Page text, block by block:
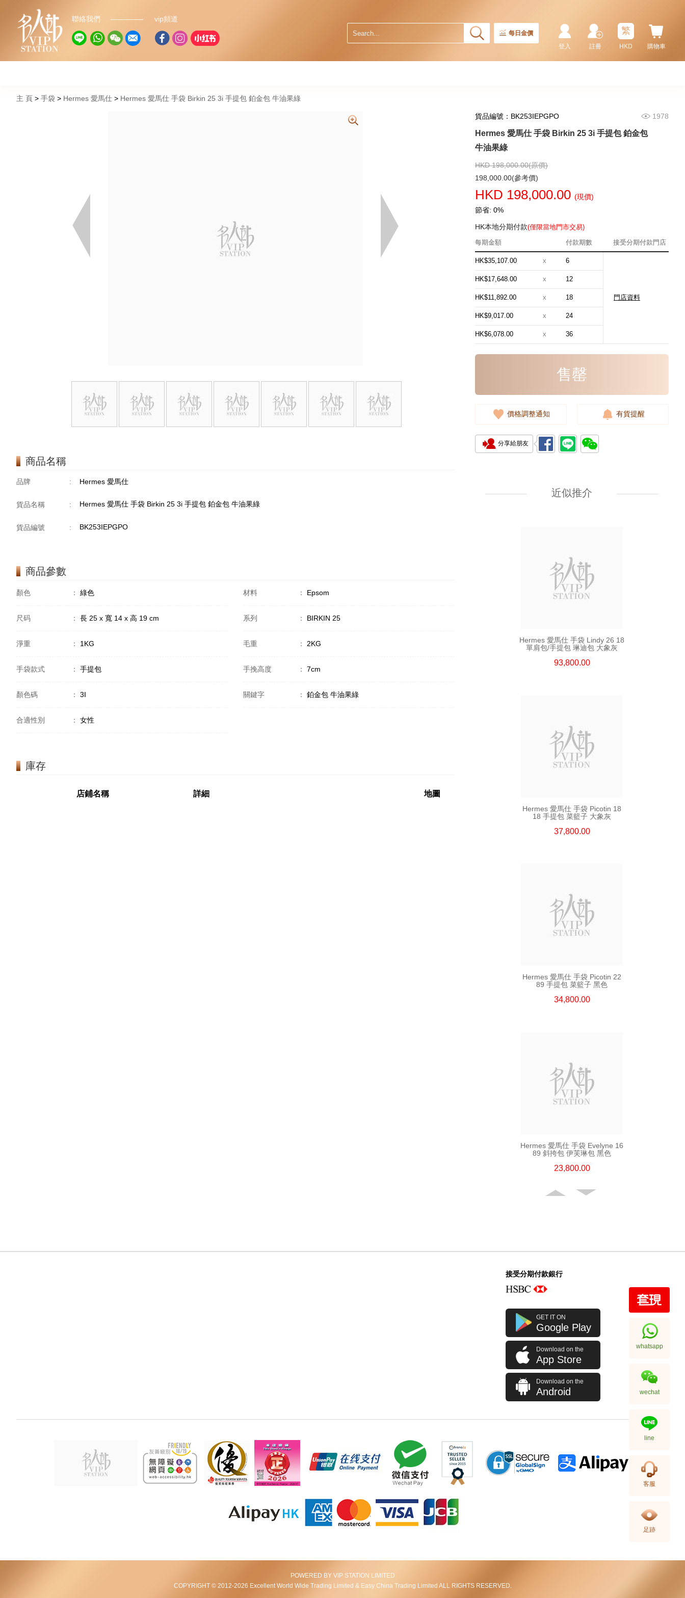
聯絡我們 vip頻道
每日金價
購物車
繁
HKD
註冊
登入
主 頁 手袋 Hermes 愛馬仕 Hermes 愛馬仕 手袋 Birkin 25 3i 手提包 鉑金包 牛油果綠
商品名稱
品牌 : Hermes 愛馬仕
貨品名稱 : Hermes 愛馬仕 手袋 Birkin 25 3i 手提包 鉑金包 牛油果綠
貨品編號 : BK253IEPGPO
商品參數
顏色 ： 綠色 材料 ： Epsom
尺码 ： 長 25 x 寬 14 x 高 19 cm 系列 ： BIRKIN 25
淨重 ： 1KG 毛重 ： 2KG
手袋款式 ： 手提包 手挽高度 ： 7cm
顏色碼 ： 3I 關鍵字 ： 鉑金包 牛油果綠
合適性別 ： 女性
庫存
店鋪名稱 詳細 地圖
貨品編號：BK253IEPGPO 1978
Hermes 愛馬仕 手袋 Birkin 25 3i 手提包 鉑金包
牛油果綠
HKD 198,000.00(原價)
198,000.00(參考價)
HKD 198,000.00 (現價)
節省: 0%
HK本地分期付款(僅限當地門市交易)
每期金額
付款期數 接受分期付款門店
HK$35,107.00 x 6
門店資料
HK$17,648.00 x 12
HK$11,892.00 x 18
HK$9,017.00 x 24
HK$6,078.00 x 36
售罄
價格調整通知 有貨提醒
分享給朋友
近似推介
Hermes 愛馬仕 手袋 Picotin 18
Hermes 愛馬仕 手袋 Evelyne 16
24,800.00
55,800.00
Hermes 愛馬仕 手袋 Lindy 26 18
單肩包/手提包 琳迪包 大象灰
93,800.00
Hermes 愛馬仕 手袋 Picotin 18
18 手提包 菜籃子 大象灰
37,800.00
Hermes 愛馬仕 手袋 Picotin 22
89 手提包 菜籃子 黑色
34,800.00
Hermes 愛馬仕 手袋 Evelyne 16
89 斜挎包 伊芙琳包 黑色
23,800.00
Hermes 愛馬仕 手袋 Evelyne 29
89 斜挎包 伊芙琳包 黑色
32,800.00
接受分期付款銀行
GET IT ON
Google Play
Download on the
App Store
Download on the
Android
POWERED BY VIP STATION LIMITED
COPYRIGHT © 2012-2026 Excellent World Wide Trading Limited & Easy China Trading Limited ALL RIGHTS RESERVED.
whatsapp
wechat
line
客服
足跡